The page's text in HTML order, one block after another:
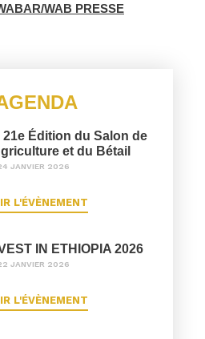
WAB PRESSE
21e Édition du Salon de
et du Bétail
JANVIER 2026
L'ÉVÈNEMENT
IN ETHIOPIA 2026
JANVIER 2026
L'ÉVÈNEMENT